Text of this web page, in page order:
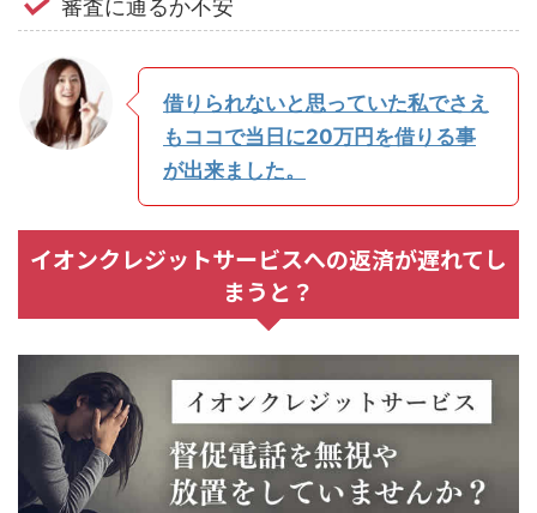
審査に通るか不安
借りられないと思っていた私でさえ
もココで当日に20万円を借りる事
が出来ました。
イオンクレジットサービスへの返済が遅れてし
まうと？